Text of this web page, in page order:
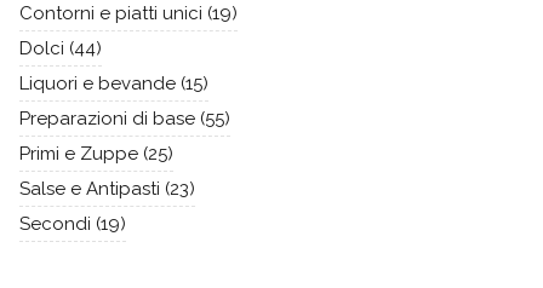
Contorni e piatti unici (19)
Dolci (44)
Liquori e bevande (15)
Preparazioni di base (55)
Primi e Zuppe (25)
Salse e Antipasti (23)
Secondi (19)